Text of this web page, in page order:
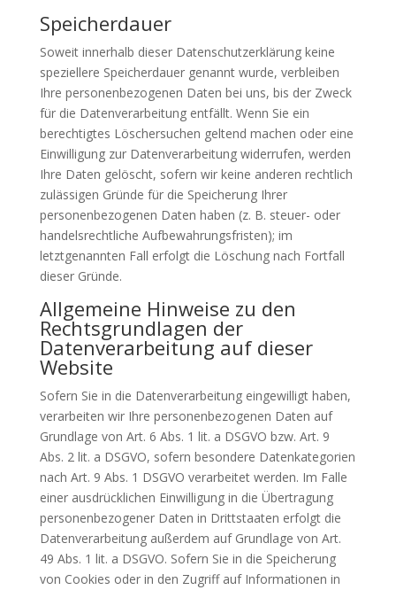
Speicherdauer
Soweit innerhalb dieser Datenschutzerklärung keine
speziellere Speicherdauer genannt wurde, verbleiben
Ihre personenbezogenen Daten bei uns, bis der Zweck
für die Datenverarbeitung entfällt. Wenn Sie ein
berechtigtes Löschersuchen geltend machen oder eine
Einwilligung zur Datenverarbeitung widerrufen, werden
Ihre Daten gelöscht, sofern wir keine anderen rechtlich
zulässigen Gründe für die Speicherung Ihrer
personenbezogenen Daten haben (z. B. steuer- oder
handelsrechtliche Aufbewahrungsfristen); im
letztgenannten Fall erfolgt die Löschung nach Fortfall
dieser Gründe.
Allgemeine Hinweise zu den
Rechtsgrundlagen der
Datenverarbeitung auf dieser
Website
Sofern Sie in die Datenverarbeitung eingewilligt haben,
verarbeiten wir Ihre personenbezogenen Daten auf
Grundlage von Art. 6 Abs. 1 lit. a DSGVO bzw. Art. 9
Abs. 2 lit. a DSGVO, sofern besondere Datenkategorien
nach Art. 9 Abs. 1 DSGVO verarbeitet werden. Im Falle
einer ausdrücklichen Einwilligung in die Übertragung
personenbezogener Daten in Drittstaaten erfolgt die
Datenverarbeitung außerdem auf Grundlage von Art.
49 Abs. 1 lit. a DSGVO. Sofern Sie in die Speicherung
von Cookies oder in den Zugriff auf Informationen in